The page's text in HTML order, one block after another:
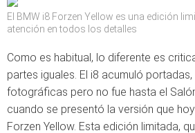
El BMW i8 Forzen Yellow es una edición
atención en todos los detalles
Como es habitual, lo diferente es
partes iguales. El i8 acumuló
fotográficas pero no fue hasta el
cuando se presentó la versión que
Forzen Yellow. Esta edición limitada,